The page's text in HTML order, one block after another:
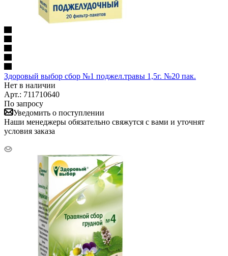
Здоровый выбор сбор №1 поджел.травы 1,5г. №20 пак.
Нет в наличии
Арт.: 711710640
По запросу
Уведомить о поступлении
Наши менеджеры обязательно свяжутся с вами и уточнят
условия заказа